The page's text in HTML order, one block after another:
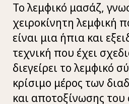
Το λεμφικό μασάζ,
χειροκίνητη λεμφική
είναι μια ήπια και
τεχνική που έχει
διεγείρει το λεμφικό
κρίσιμο μέρος των
και αποτοξίνωσης